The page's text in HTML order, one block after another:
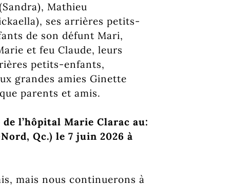
Mathieu
ses arrières petits-
de son défunt Mari,
et feu Claude, leurs
petits-enfants,
grandes amies Ginette
parents et amis.
l’hôpital Marie Clarac au:
Qc.) le 7 juin 2026 à
mais nous continuerons à